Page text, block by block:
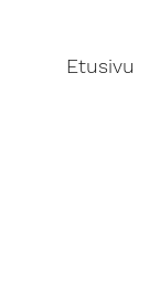
Etusivu